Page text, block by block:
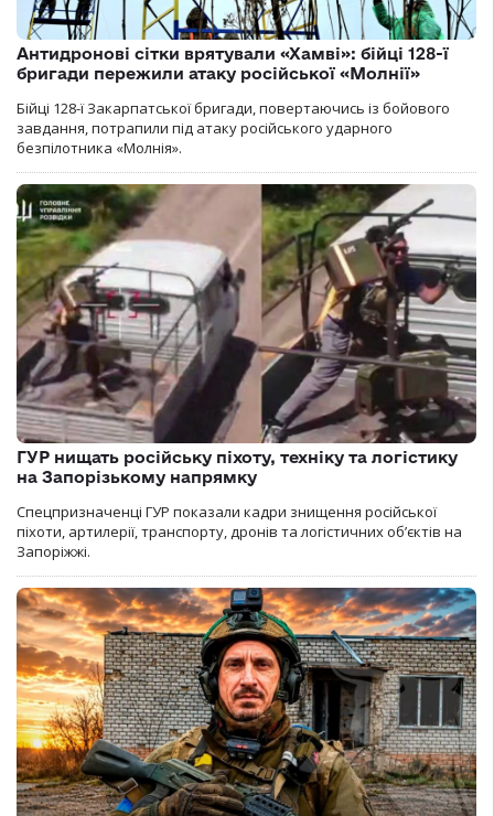
Антидронові сітки врятували «Хамві»: бійці 128-ї
бригади пережили атаку російської «Молнії»
Бійці 128-ї Закарпатської бригади, повертаючись із бойового
завдання, потрапили під атаку російського ударного
безпілотника «Молнія».
ГУР нищать російську піхоту, техніку та логістику
на Запорізькому напрямку
Спецпризначенці ГУР показали кадри знищення російської
піхоти, артилерії, транспорту, дронів та логістичних об’єктів на
Запоріжжі.